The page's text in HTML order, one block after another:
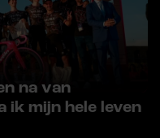
na van
ik mijn hele leven